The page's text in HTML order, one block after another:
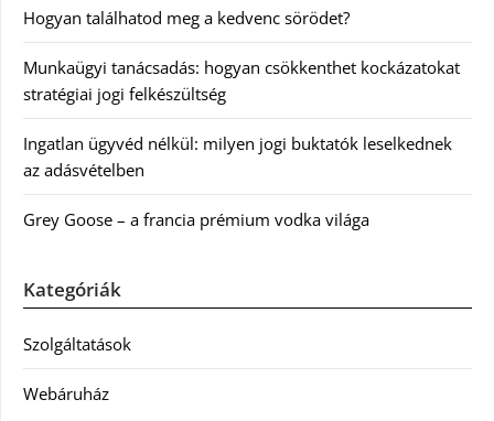
Hogyan találhatod meg a kedvenc sörödet?
Munkaügyi tanácsadás: hogyan csökkenthet kockázatokat
stratégiai jogi felkészültség
Ingatlan ügyvéd nélkül: milyen jogi buktatók leselkednek
az adásvételben
Grey Goose – a francia prémium vodka világa
Kategóriák
Szolgáltatások
Webáruház